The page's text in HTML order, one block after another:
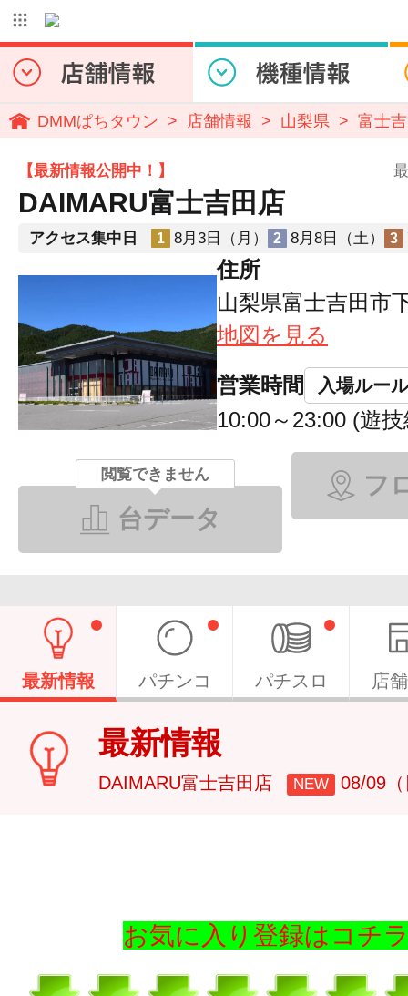
DMMぱちタウン 店舗情報 山梨県 富士
【最新情報公開中！】
DAIMARU富士吉田店
アクセス集中日 1 8月3日（月） 2 8月8日（土） 3
住所
山梨県富士吉田市
地図を見る
営業時間 入場ルール
10:00～23:00 (遊
閲覧できません
台データ
フ
最新情報 パチンコ パチスロ 店
最新情報
DAIMARU富士吉田店 NEW 08/09
お気に入り登録はコチ